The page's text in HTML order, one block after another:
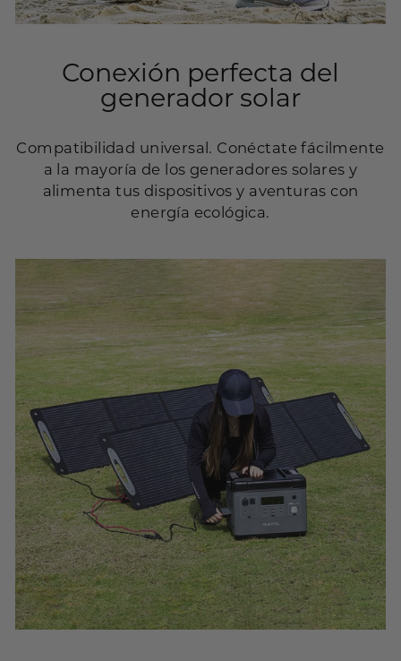
Conexión perfecta del
generador solar
Compatibilidad universal. Conéctate fácilmente
a la mayoría de los generadores solares y
alimenta tus dispositivos y aventuras con
energía ecológica.